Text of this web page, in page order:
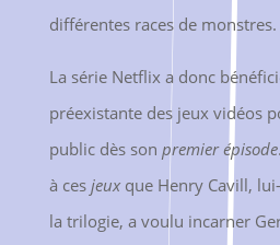
différentes races de monstres.
La série Netflix a donc
préexistante des jeux vidéos
public dès son premier épisode
à ces jeuxque Henry Cavill,
la trilogie, a voulu incarner